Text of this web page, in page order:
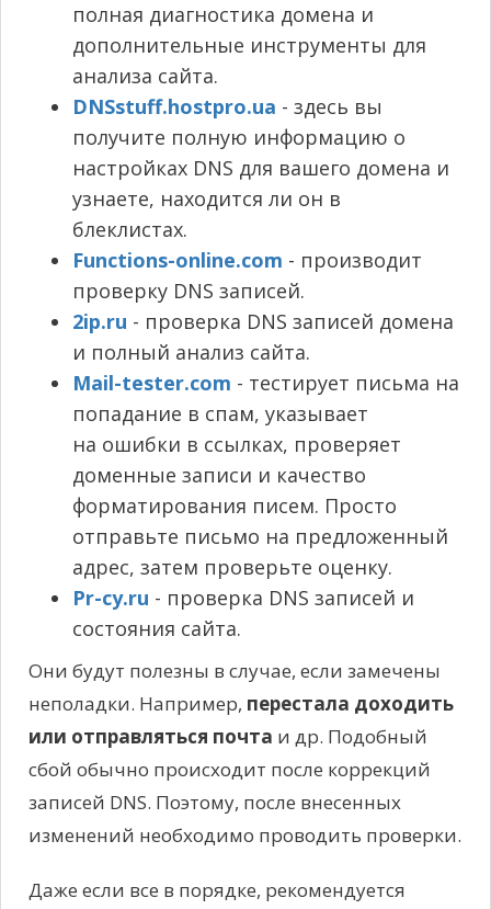
полная диагностика домена и
дополнительные инструменты для
анализа сайта.
DNSstuff.hostpro.ua - здесь вы
получите полную информацию о
настройках DNS для вашего домена и
узнаете, находится ли он в
блеклистах.
Functions-online.com - производит
проверку DNS записей.
2ip.ru - проверка DNS записей домена
и полный анализ сайта.
Mail-tester.com - тестирует письма на
попадание в спам, указывает
на ошибки в ссылках, проверяет
доменные записи и качество
форматирования писем. Просто
отправьте письмо на предложенный
адрес, затем проверьте оценку.
Pr-cy.ru - проверка DNS записей и
состояния сайта.
Они будут полезны в случае, если замечены
неполадки. Например, перестала доходить
или отправляться почта и др. Подобный
сбой обычно происходит после коррекций
записей DNS. Поэтому, после внесенных
изменений необходимо проводить проверки.
Даже если все в порядке, рекомендуется